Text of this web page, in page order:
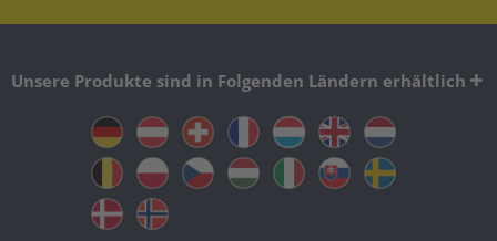
Unsere Produkte sind in Folgenden Ländern erhältlich